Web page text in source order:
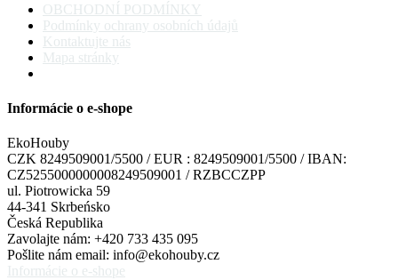
OBCHODNÍ PODMÍNKY
Podmínky ochrany osobních údajů
Kontaktujte nás
Mapa stránky
Informácie o e-shope
EkoHouby
CZK 8249509001/5500 / EUR : 8249509001/5500 / IBAN:
CZ5255000000008249509001 / RZBCCZPP
ul. Piotrowicka 59
44-341 Skrbeńsko
Česká Republika
Zavolajte nám: +420 733 435 095
Pošlite nám email: info@ekohouby.cz
Informácie o e-shope